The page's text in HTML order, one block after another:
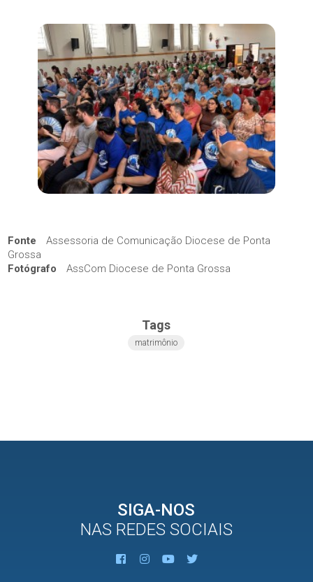
Fonte
Assessoria de Comunicação Diocese de Ponta
Grossa
Fotógrafo
AssCom Diocese de Ponta Grossa
Tags
matrimônio
SIGA-NOS
NAS REDES SOCIAIS